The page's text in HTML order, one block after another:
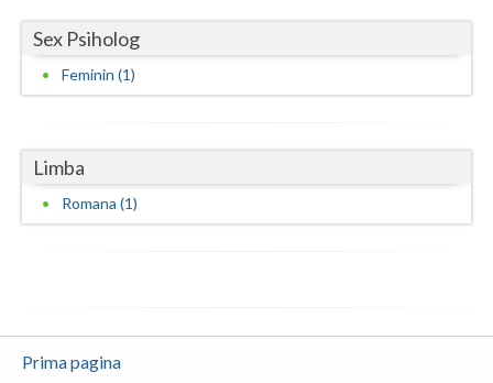
Suceava
Teleorman
Tulcea
Valcea
Sex Psiholog
Feminin (1)
Limba
Romana (1)
Prima pagina